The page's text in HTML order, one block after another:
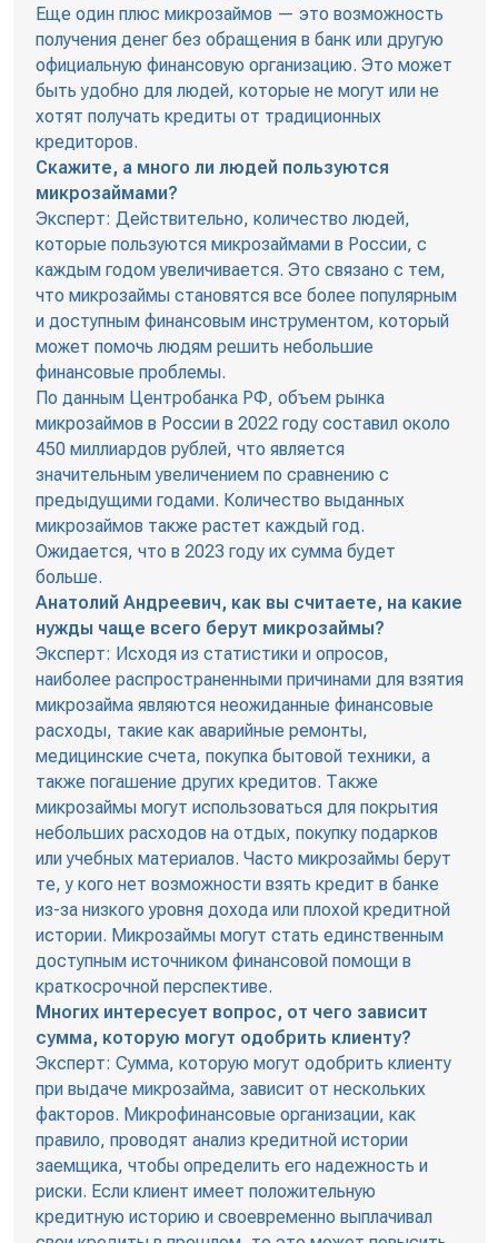
Еще один плюс микрозаймов — это возможность
получения денег без обращения в банк или другую
официальную финансовую организацию. Это может
быть удобно для людей, которые не могут или не
хотят получать кредиты от традиционных
кредиторов.
Скажите, а много ли людей пользуются
микрозаймами?
Эксперт: Действительно, количество людей,
которые пользуются микрозаймами в России, с
каждым годом увеличивается. Это связано с тем,
что микрозаймы становятся все более популярным
и доступным финансовым инструментом, который
может помочь людям решить небольшие
финансовые проблемы.
По данным Центробанка РФ, объем рынка
микрозаймов в России в 2022 году составил около
450 миллиардов рублей, что является
значительным увеличением по сравнению с
предыдущими годами. Количество выданных
микрозаймов также растет каждый год.
Ожидается, что в 2023 году их сумма будет
больше.
Анатолий Андреевич, как вы считаете, на какие
нужды чаще всего берут микрозаймы?
Эксперт: Исходя из статистики и опросов,
наиболее распространенными причинами для взятия
микрозайма являются неожиданные финансовые
расходы, такие как аварийные ремонты,
медицинские счета, покупка бытовой техники, а
также погашение других кредитов. Также
микрозаймы могут использоваться для покрытия
небольших расходов на отдых, покупку подарков
или учебных материалов. Часто микрозаймы берут
те, у кого нет возможности взять кредит в банке
из-за низкого уровня дохода или плохой кредитной
истории. Микрозаймы могут стать единственным
доступным источником финансовой помощи в
краткосрочной перспективе.
Многих интересует вопрос, от чего зависит
сумма, которую могут одобрить клиенту?
Эксперт: Сумма, которую могут одобрить клиенту
при выдаче микрозайма, зависит от нескольких
факторов. Микрофинансовые организации, как
правило, проводят анализ кредитной истории
заемщика, чтобы определить его надежность и
риски. Если клиент имеет положительную
кредитную историю и своевременно выплачивал